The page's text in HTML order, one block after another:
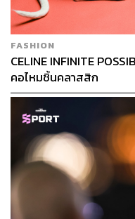
Dine in the Dark
ถ้าคุณและแฟนอยากเปิด
ลองดินเนอร์ในห้องมืดสนิ
อาหารยุโรปที่นำเสนอเซ
แก่การเปิดประสบการณ์พิ
ลองมาก่อน แถมยังสาม
กันได้ที่ The Living
หอยนางรม ซีฟู้ด และอิต
ประทาน สำหรับหอยนา
Veuve Clicquot ได้อีกด้วย
Where:
DID – Dine in
Sukhumvit ถนนสุขุมวิท ก
ราคา 3,700 บาท
FASHION
CELINE INFINITE
คอไหมชิ้นคลาสสิก